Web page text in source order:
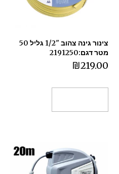
צינור גינה צהוב "1/2 גליל 50
מטר דגם:2191250
₪219.00